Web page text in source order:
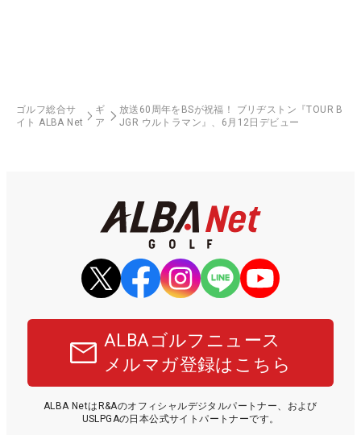
ゴルフ総合サ
イト ALBA Net
ギ
ア
放送60周年をBSが祝福！ ブリヂストン『TOUR B
JGR ウルトラマン』、6月12日デビュー
ALBAゴルフニュース
メルマガ登録はこちら
ALBA NetはR&Aのオフィシャルデジタルパートナー、および
USLPGAの日本公式サイトパートナーです。